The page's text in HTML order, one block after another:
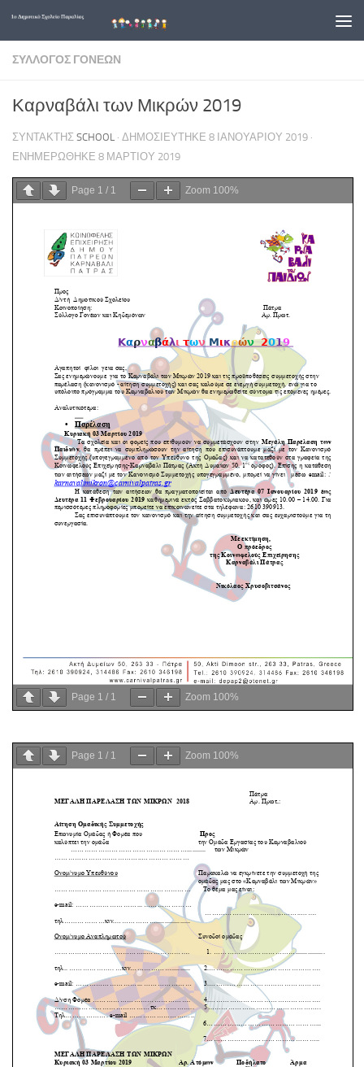
Skip to content
ΣΎΛΛΟΓΟΣ ΓΟΝΈΩΝ
Καρναβάλι των Μικρών 2019
ΣΥΝΤΆΚΤΗΣ SCHOOL · ΔΗΜΟΣΙΕΎΤΗΚΕ 8 ΙΑΝΟΥΑΡΊΟΥ 2019 ·
ΕΝΗΜΕΡΏΘΗΚΕ 8 ΜΑΡΤΊΟΥ 2019
Page 1 / 1 Zoom 100%
Page 1 / 1 Zoom 100%
Page 1 / 1 Zoom 100%